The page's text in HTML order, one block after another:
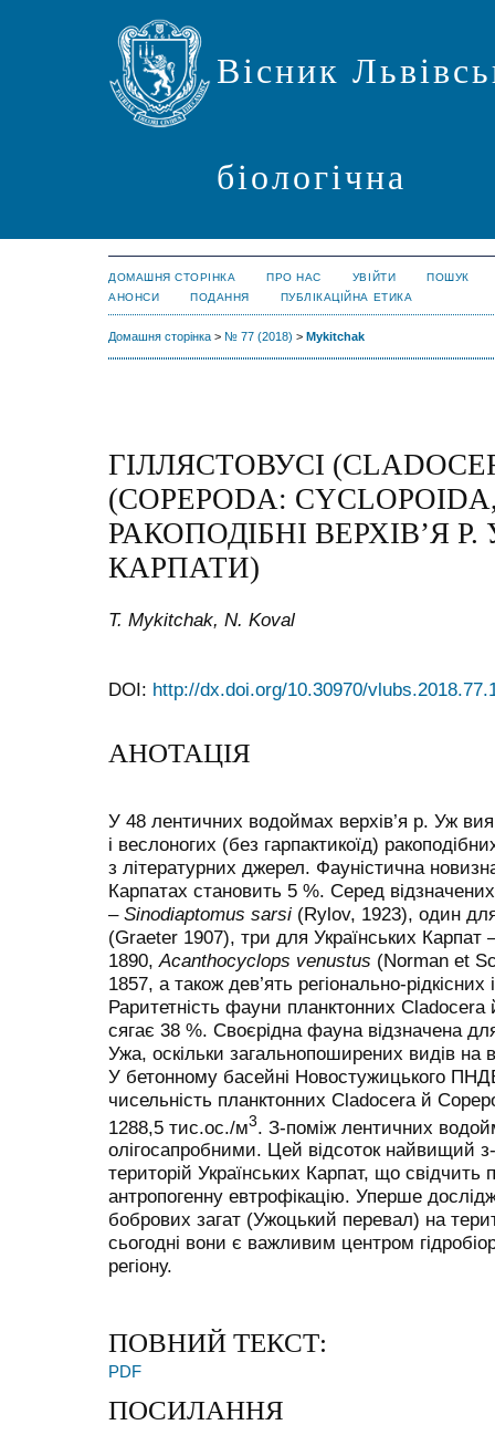
Вісник
біологічна
ДОМАШНЯ СТОРІНКА ПРО НАС УВІЙТИ
ПОШУК
АНОНСИ
ПОДАННЯ ПУБЛІКАЦІЙНА ЕТИКА
Домашня сторінка > № 77 (2018) > Mykitchak
ГІЛЛЯСТОВУСІ
(COPEPODA:
РАКОПОДІБНІ ВЕРХІВ’Я
КАРПАТИ)
T. Mykitchak, N. Koval
DOI: http://dx.doi.org/10.30970/
АНОТАЦІЯ
У 48 лентичних водоймах верхів’я р. Уж
і веслоногих (без гарпактикоїд)
з літературних джерел. Фауністична
Карпатах становить 5 %. Серед
– Sinodiaptomus sarsi (Rylov, 1923), один
(Graeter 1907), три для Українських Карпат
1890, Acanthocyclops venustus (Norman et
1857, а також дев’ять регіонально-
Раритетність фауни планктонних Cladocera
сягає 38 %. Своєрідна фауна відзначена
Ужа, оскільки загальнопоширених видів на
У бетонному басейні Новостужицького
чисельність планктонних Cladocera й
1288,5 тис.ос./м3. З-поміж лентичних
олігосапробними. Цей відсоток найвищий
територій Українських Карпат, що свідчить
антропогенну евтрофікацію. Уперше
бобрових загат (Ужоцький перевал) на
сьогодні вони є важливим центром
регіону.
ПОВНИЙ ТЕКСТ:
PDF
ПОСИЛАННЯ